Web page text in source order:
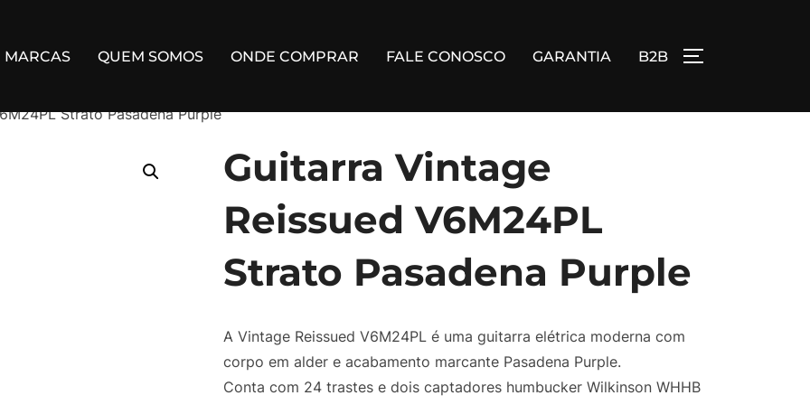
MARCAS QUEM SOMOS ONDE COMPRAR FALE CONOSCO GARANTIA B2B ALTERNAR
Strato Pasadena Purple
Guitarra Vintage
Reissued V6M24PL
Strato Pasadena Purple
A Vintage Reissued V6M24PL é uma guitarra elétrica moderna com
corpo em alder e acabamento marcante Pasadena Purple.
Conta com 24 trastes e dois captadores humbucker Wilkinson WHHB